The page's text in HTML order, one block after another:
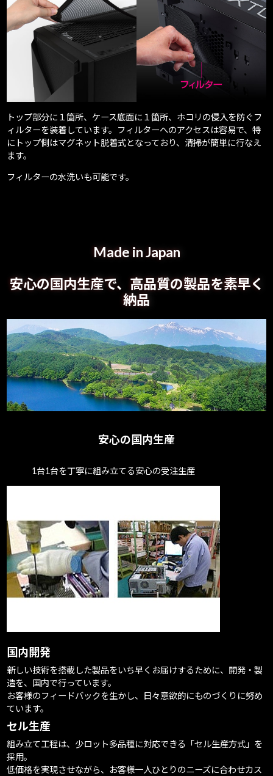
トップ部分に１箇所、ケース底面に１箇所、ホコリの侵入を防ぐフ
ィルターを装着しています。フィルターへのアクセスは容易で、特
にトップ側はマグネット脱着式となっており、清掃が簡単に行なえ
ます。
フィルターの水洗いも可能です。
Made in Japan
安心の国内生産で、高品質の製品を素早く
納品
安心の国内生産
1台1台を丁寧に組み立てる安心の受注生産
国内開発
新しい技術を搭載した製品をいち早くお届けするために、開発・製
造を、国内で行っています。
お客様のフィードバックを生かし、日々意欲的にものづくりに努め
ています。
セル生産
組み立て工程は、少ロット多品種に対応できる「セル生産方式」を
採用。
低価格を実現させながら、お客様一人ひとりのニーズに合わせカス